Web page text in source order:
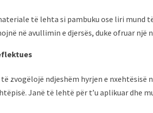
të lehta si pambuku ose liri
në avullimin e djersës, duke ofruar
zvogëlojë ndjeshëm hyrjen e
Janë të lehtë për t’u aplikuar dhe